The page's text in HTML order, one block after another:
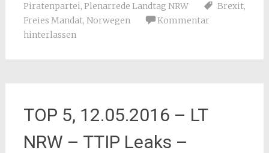
Piratenpartei, Plenarrede Landtag NRW Brexit,
Freies Mandat, Norwegen
Kommentar
hinterlassen
TOP 5, 12.05.2016 – LT
NRW – TTIP Leaks –